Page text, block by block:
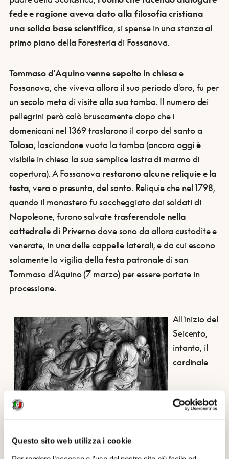
Questo sito web utilizza i cookie
fede e ragione aveva dato alla filosofia cristiana
una solida base scientifica, si spense in una stanza al
primo piano della Foresteria di Fossanova.
Tommaso d'Aquino venne sepolto in chiesae
Fossanova, che viveva allora il suo periodo d'oro, fu per
un secolo meta di visite alla sua tomba. Il numero dei
pellegrini però calò bruscamente dopo che i
domenicani nel 1369 traslarono il corpo del santo a
Tolosa, lasciandone vuota la tomba (ancora oggi è
visibile in chiesa la sua semplice lastra di marmo di
copertura). A Fossanova restarono alcune reliquie e la
testa, vera o presunta, del santo. Reliquie che nel 1798,
quando il monastero fu saccheggiato dai soldati di
Napoleone, furono salvate trasferendole nella
cattedrale di Privernodove sono da allora custodite e
venerate, in una delle cappelle laterali, e da cui escono
solamente la vigilia della festa patronale di san
Tommaso d'Aquino (7 marzo) per essere portate in
processione.
All'inizio del
Seicento,
intanto, il
cardinale
trasformare incappellala stanza ove era morto san